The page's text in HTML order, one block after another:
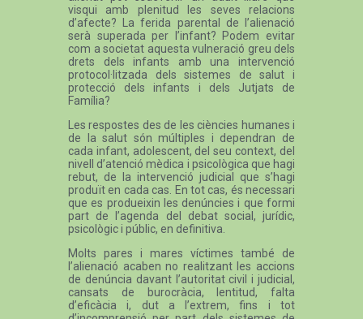
visqui amb plenitud les seves relacions
d’afecte? La ferida parental de l’alienació
serà superada per l’infant? Podem evitar
com a societat aquesta vulneració greu dels
drets dels infants amb una intervenció
protocol·litzada dels sistemes de salut i
protecció dels infants i dels Jutjats de
Família?
Les respostes des de les ciències humanes i
de la salut són múltiples i dependran de
cada infant, adolescent, del seu context, del
nivell d’atenció mèdica i psicològica que hagi
rebut, de la intervenció judicial que s’hagi
produït en cada cas. En tot cas, és necessari
que es produeixin les denúncies i que formi
part de l’agenda del debat social, jurídic,
psicològic i públic, en definitiva.
Molts pares i mares víctimes també de
l’alienació acaben no realitzant les accions
de denúncia davant l’autoritat civil i judicial,
cansats de burocràcia, lentitud, falta
d’eficàcia i, dut a l’extrem, fins i tot